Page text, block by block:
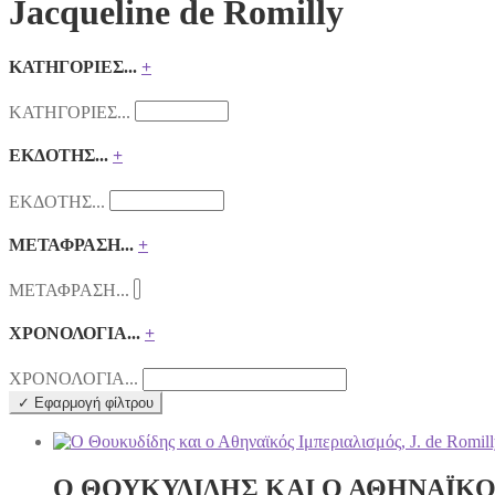
Jacqueline de Romilly
ΚΑΤΗΓΟΡΙΕΣ... +
ΚΑΤΗΓΟΡΙΕΣ...
ΕΚΔΟΤΗΣ... +
ΕΚΔΟΤΗΣ...
ΜΕΤΑΦΡΑΣΗ... +
ΜΕΤΑΦΡΑΣΗ...
ΧΡΟΝΟΛΟΓΙΑ... +
ΧΡΟΝΟΛΟΓΙΑ...
✓ Εφαρμογή φίλτρου
Ο ΘΟΥΚΥΔΙΔΗΣ ΚΑΙ Ο